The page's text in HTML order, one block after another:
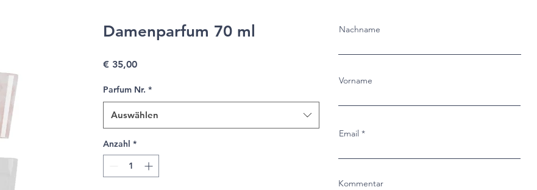
Damenparfum 70 ml
€ 35,00Preis
Parfum Nr. *
Auswählen
Anzahl *
Nachname
Vorname
Email
Kommentar